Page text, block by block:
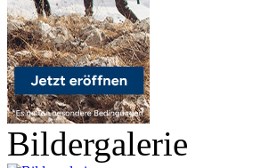
Bildergalerie